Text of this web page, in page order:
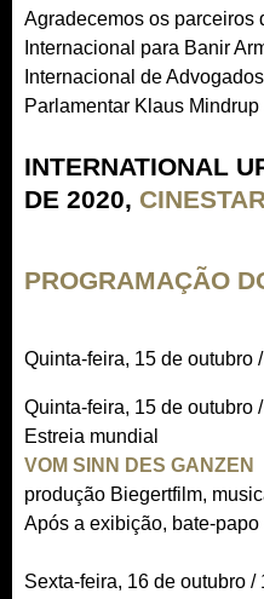
Agradecemos os parceiros
Internacional para Banir
Internacional de
Parlamentar Klaus
INTERNATIONAL
DE 2020,
PROGRAMAÇÃO
Quinta-feira, 15 de outubro
Quinta-feira, 15 de outubro
Estreia mundial
VOM SINN DES GANZEN
l
produção Biegertfilm,
Após a exibição, bate-papo
Sexta-feira, 16 de outubro /